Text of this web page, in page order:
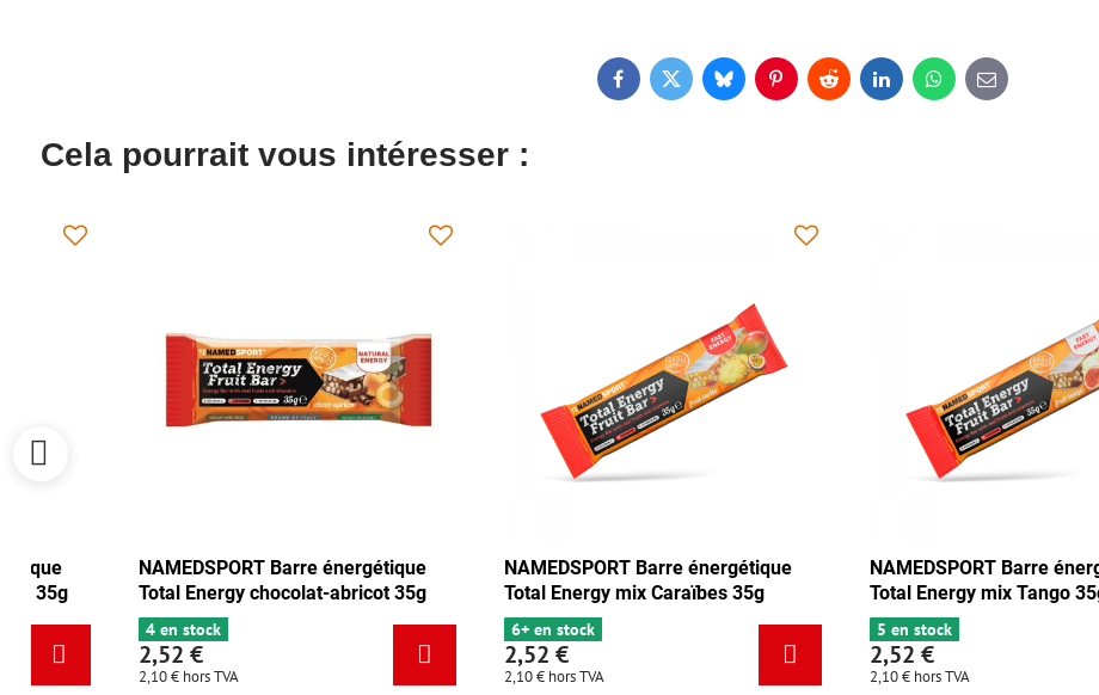
FacebookTwitterBlueskyPinterestRedditLinkedInWhatsApp
E-
mail
Cela pourrait vous intéresser :
NAMEDSPORT Barre énergétique
Total Energy canneberge-noix 35g
6+ en stock
2,52 €
hors TVA
NAMEDSPORT Barre énergétique
Total Energy chocolat-abricot 35g
4 en stock
2,52 €
hors TVA
NAMEDSPORT Barre énergétique
Total Energy mix Caraïbes 35g
6+ en stock
2,52 €
hors TVA